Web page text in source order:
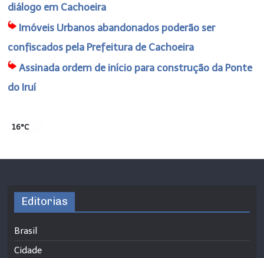
diálogo em Cachoeira
Imóveis Urbanos abandonados poderão ser
confiscados pela Prefeitura de Cachoeira
Assinada ordem de início para construção da Ponte
do Iruí
16°C
Editorias
Brasil
Cidade